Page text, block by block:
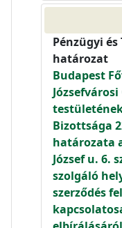
Pénzügyi
határozat
Budapest
Bizottsága
határozata
József u. 6.
szolgáló
szerződés